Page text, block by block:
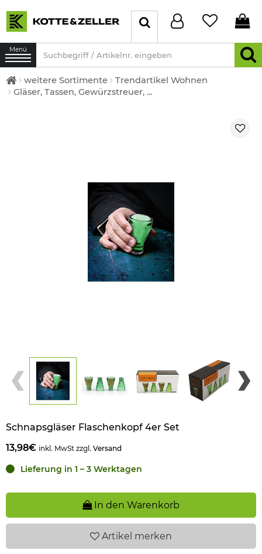
Menü
weitere Sortimente
Trendartikel Wohnen
Gläser, Tassen, Gewürzstreuer, ...
Schnapsgläser Flaschenkopf 4er Set
13,98€ inkl. MwSt zzgl. Versand
Lieferung in 1 – 3 Werktagen
In den Warenkorb
Artikel merken